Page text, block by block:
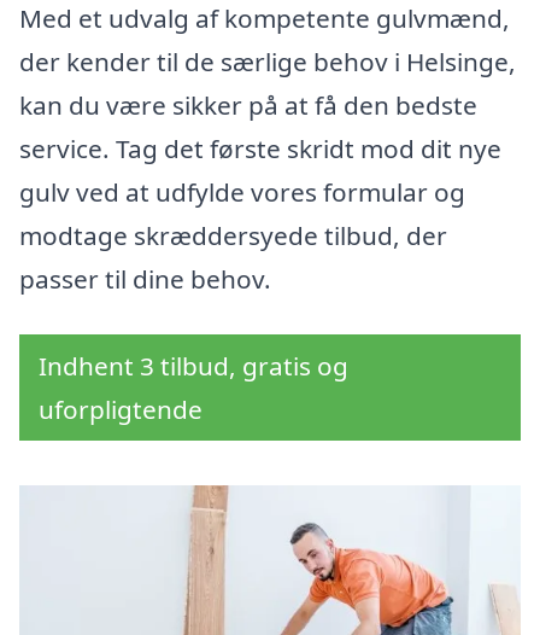
Med et udvalg af kompetente gulvmænd,
der kender til de særlige behov i Helsinge,
kan du være sikker på at få den bedste
service. Tag det første skridt mod dit nye
gulv ved at udfylde vores formular og
modtage skræddersyede tilbud, der
passer til dine behov.
Indhent 3 tilbud, gratis og
uforpligtende